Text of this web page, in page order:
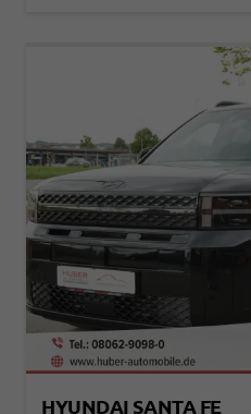
HYUNDAI SANTA FE